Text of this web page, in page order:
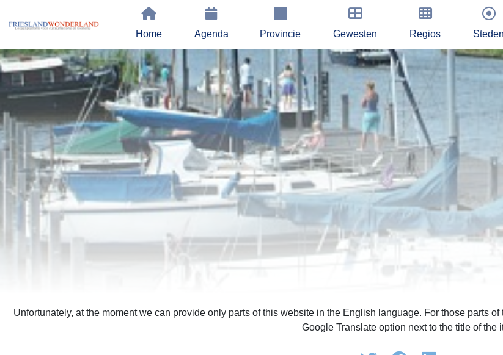
Home Agenda Provincie Gewesten Regios Steden
Unfortunately, at the moment we can provide only parts of this website in the English language. For those parts
Google Translate option next to the title of the